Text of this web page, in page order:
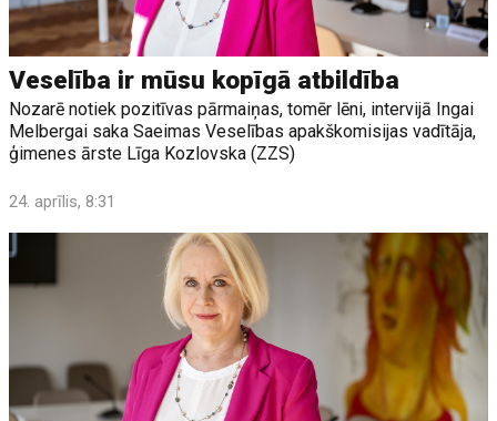
Veselība ir mūsu kopīgā atbildība
Nozarē notiek pozitīvas pārmaiņas, tomēr lēni, intervijā Ingai
Melbergai saka Saeimas Veselības apakškomisijas vadītāja,
ģimenes ārste Līga Kozlovska (ZZS)
24. aprīlis, 8:31